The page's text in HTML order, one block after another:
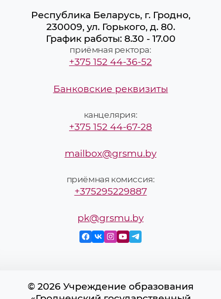
Республика Беларусь, г. Гродно,
230009, ул. Горького, д. 80.
График работы: 8.30 - 17.00
приёмная ректора:
+375 152 44-36-52
Банковские реквизиты
канцелярия:
+375 152 44-67-28
mailbox@grsmu.by
приёмная комиссия:
+375295229887
pk@grsmu.by
© 2026 Учреждение образования